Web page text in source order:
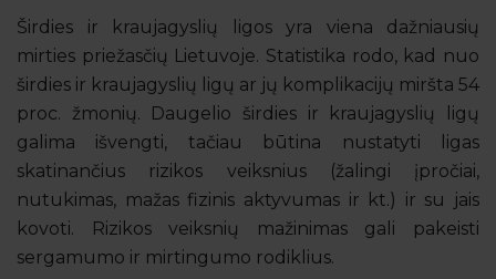
Širdies ir kraujagyslių ligos yra viena dažniausių
mirties priežasčių Lietuvoje. Statistika rodo, kad nuo
širdies ir kraujagyslių ligų ar jų komplikacijų miršta 54
proc. žmonių. Daugelio širdies ir kraujagyslių ligų
galima išvengti, tačiau būtina nustatyti ligas
skatinančius rizikos veiksnius (žalingi įpročiai,
nutukimas, mažas fizinis aktyvumas ir kt.) ir su jais
kovoti. Rizikos veiksnių mažinimas gali pakeisti
sergamumo ir mirtingumo rodiklius.